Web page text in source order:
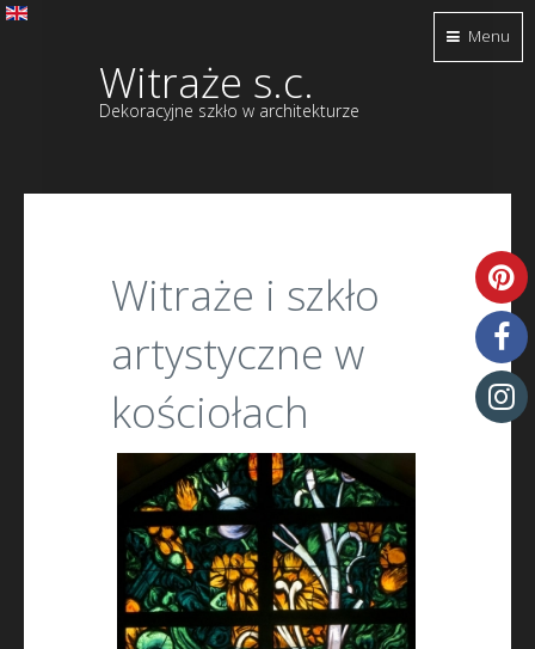
Witraże s.c.
Dekoracyjne szkło w architekturze
Witraże i szkło
artystyczne w
kościołach
Menu